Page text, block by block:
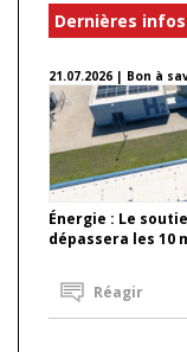
Dernières
21.07.2026 | Bon à
Énergie : Le
dépassera les 10
Réagir